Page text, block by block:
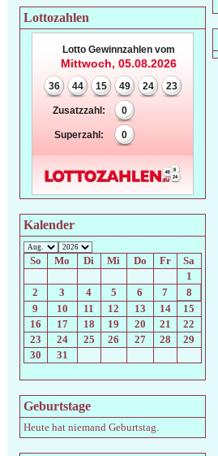
Lottozahlen
Lotto Gewinnzahlen vom
Mittwoch, 05.08.2026
36 44 15 49 24 23
Zusatzzahl: 0
Superzahl: 0
Kalender
So Mo Di Mi Do Fr
Sa
1
2
3 4 5 6 7
8
9
10 11 12 13 14
15
16
17 18 19 20 21
22
23
24 25 26 27 28
29
30
31
Geburtstage
Heute hat niemand Geburtstag.